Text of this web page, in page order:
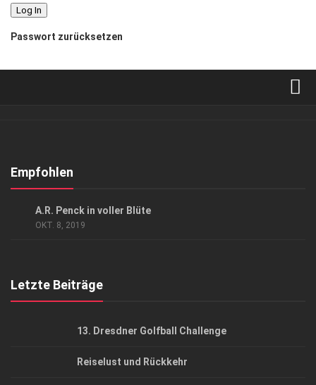
Passwort zurücksetzen
Kontakt, Impressum
Empfohlen
A.R. Penck in voller Blüte
OKT. 8, 2019
Letzte Beiträge
13. Dresdner Golfball Challenge
Reiselust und Rückkehr